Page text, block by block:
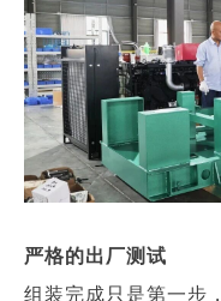
严格的出厂测试
组装完成只是第一步